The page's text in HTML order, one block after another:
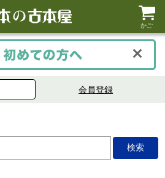
かご
会員登録